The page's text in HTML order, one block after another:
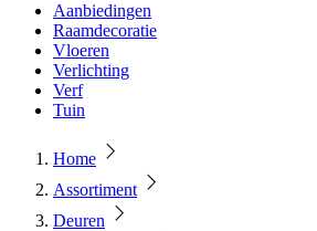
Aanbiedingen
Raamdecoratie
Vloeren
Verlichting
Verf
Tuin
Home
Assortiment
Deuren